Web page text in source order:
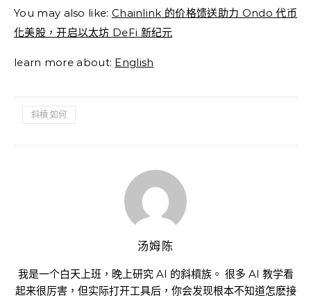
You may also like: Chainlink 的价格馈送助力 Ondo 代币
化美股，开启以太坊 DeFi 新纪元
learn more about: English
斜槓 如何
汤姆陈
我是一个白天上班，晚上研究 AI 的斜槓族。 很多 AI 教学看
起来很厉害，但实际打开工具后，你会发现根本不知道怎麽接